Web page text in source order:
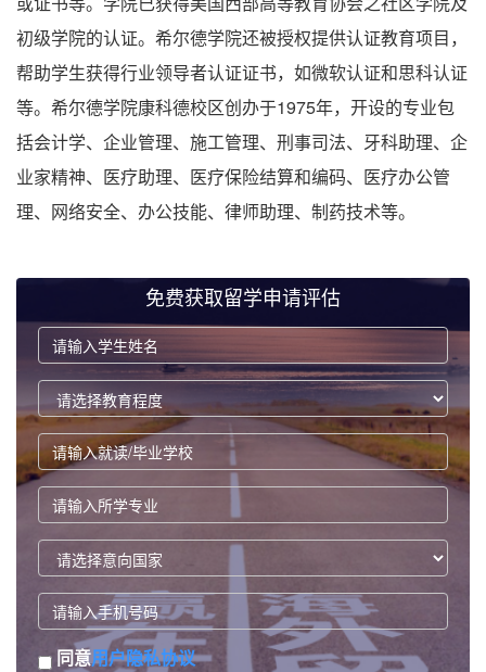
初级学院的认证。希尔德学院还被授权提供认证教育项目，
帮助学生获得行业领导者认证证书，如微软认证和思科认证
等。希尔德学院康科德校区创办于1975年，开设的专业包
括会计学、企业管理、施工管理、刑事司法、牙科助理、企
业家精神、医疗助理、医疗保险结算和编码、医疗办公管
理、网络安全、办公技能、律师助理、制药技术等。
免费获取留学申请评估
同意用户隐私协议